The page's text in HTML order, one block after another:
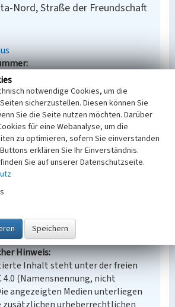
Nord, Straße der Freundschaft
54-61
Fachdatenbank
Hinweis
Inhalt steht unter der freien
4.0 (Namensnennung, nicht
angezeigten Medien unterliegen
notwendige Cookies, um die
sicherzustellen. Diesen können Sie
Sie die Seite nutzen möchten. Darüber
für eine Webanalyse, um die
zu optimieren, sofern Sie einverstanden
erklären Sie Ihr Einverständnis.
Sie auf unserer Datenschutzseite.